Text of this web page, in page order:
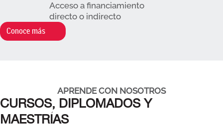
Acceso a financiamiento
directo o indirecto
Conoce más
APRENDE CON NOSOTROS
CURSOS, DIPLOMADOS Y
MAESTRÍAS